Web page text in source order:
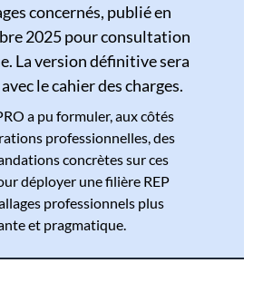
concernés, publié en
2025 pour consultation
La version définitive sera
le cahier des charges.
a pu formuler, aux côtés
professionnelles, des
concrètes sur ces
déployer une filière REP
professionnels plus
et pragmatique.